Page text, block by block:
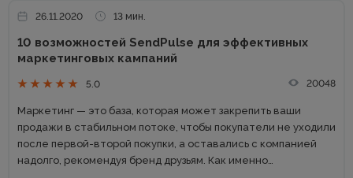
26.11.2020 13 мин.
10 возможностей SendPulse для эффективных
маркетинговых кампаний
5.0 20048
Маркетинг — это база, которая может закрепить ваши
продажи в стабильном потоке, чтобы покупатели не уходили
после первой-второй покупки, а оставались с компанией
надолго, рекомендуя бренд друзьям. Как именно